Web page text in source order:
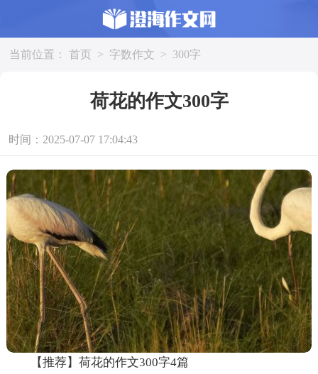
当前位置： 首页 > 字数作文 > 300字
荷花的作文300字
时间：2025-07-07 17:04:43
【推荐】荷花的作文300字4篇